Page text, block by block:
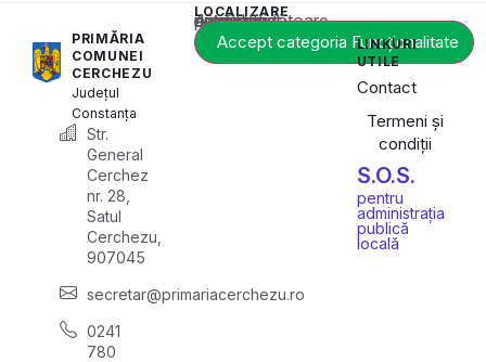
PRIMĂRIA
COMUNEI
CERCHEZU
Județul
Constanța
Str.
General
Cerchez
nr. 28,
Satul
Cerchezu,
907045
secretar@primariacerchezu.ro
0241
780
LOCALIZARE
Acest conținut este blocat până când acceptați categoria corespunzătoare de cookie-uri.
Accept categoria Funcționalitate
LINKURI
UTILE
Contact
Termeni și
condiții
S.O.S.
pentru
administrația
publică
locală